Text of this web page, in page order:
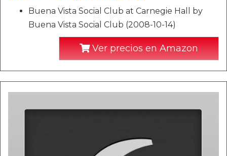
Buena Vista Social Club at Carnegie Hall by
Buena Vista Social Club (2008-10-14)
Ver precios en Amazon